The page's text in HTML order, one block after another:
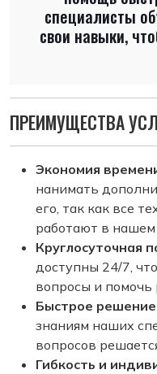
специалисты
свои навыки,
ПРЕИМУЩЕСТВА
Экономия
нанимать
его, так как все
работают в
Круглосуточная
доступны 24/7,
вопросы и
Быстрое
знаниям наших
вопросов
Гибкость и